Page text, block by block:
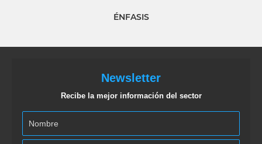
ÉNFASIS
Newsletter
Recibe la mejor información del sector